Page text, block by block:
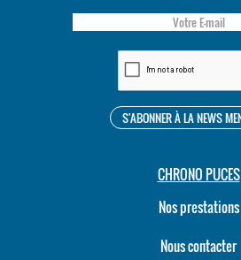
CHRONO PUCES
Nos prestations
Nous contacter